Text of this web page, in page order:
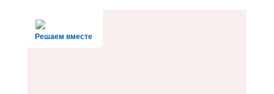
Решаем вместе